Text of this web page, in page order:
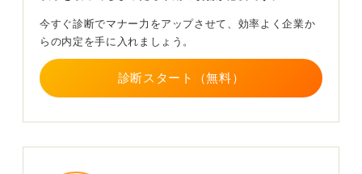
証明書を出してくれ」と言われればアウトです。事実と
異なる経歴を提出すればそれは「経歴詐称」に当たりま
す。
どのように対処されるかは会社の考え方による
か……」と考えるかもしれませんし、厳しい場合だと
今すぐ診断でマナー力をアップさせて、効率よく企業か
らの内定を手に入れましょう。
診断スタート（無料）